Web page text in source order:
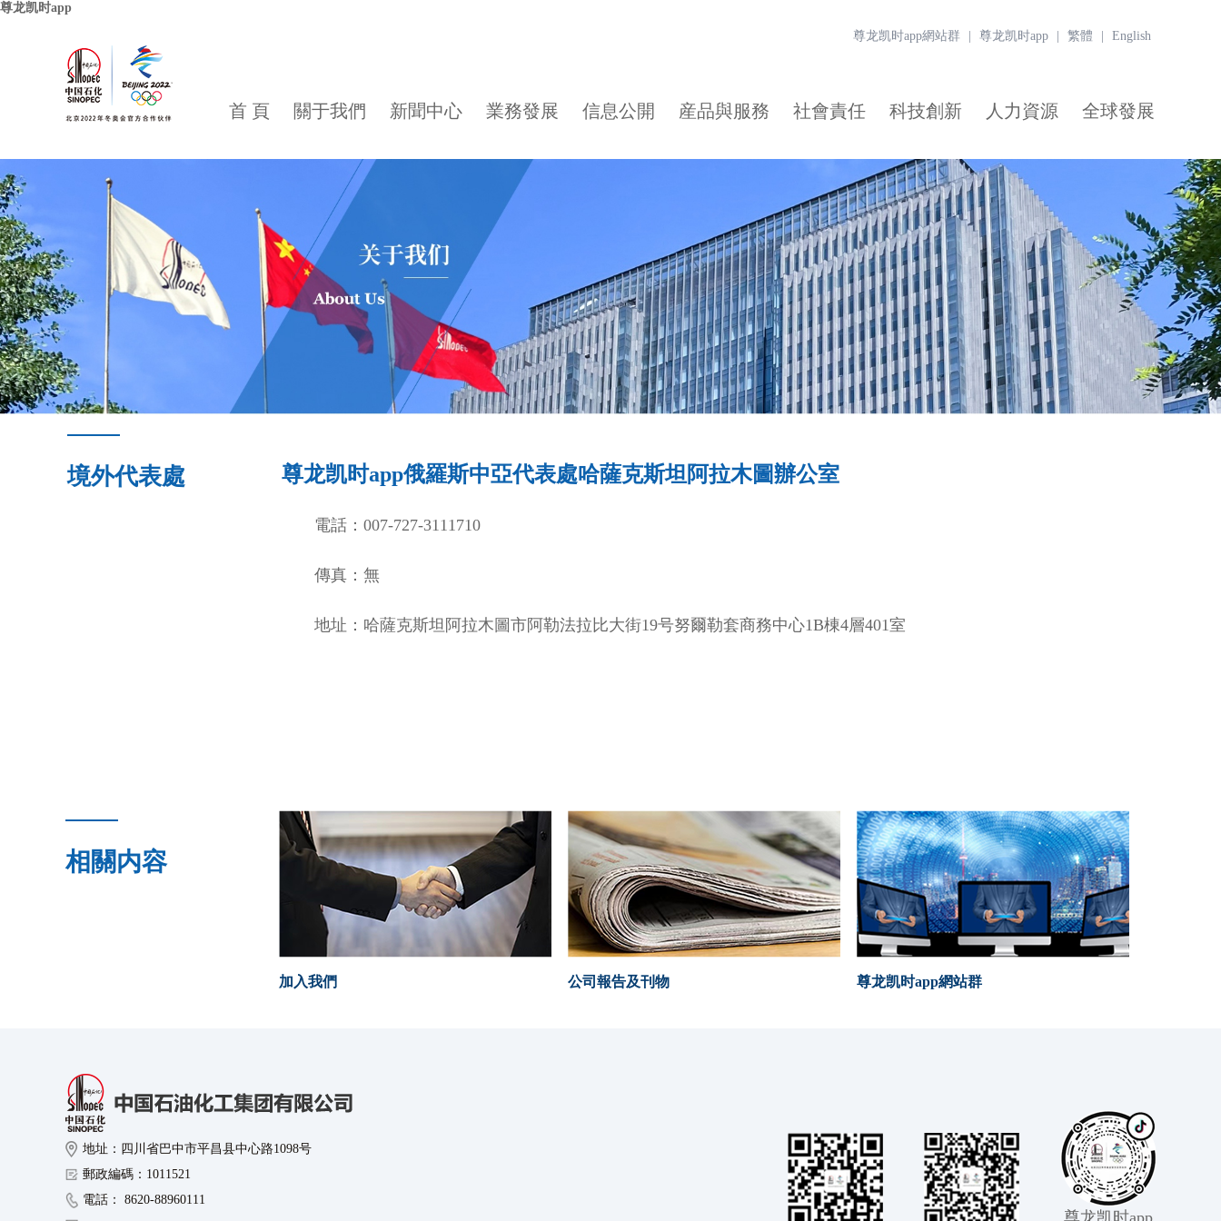
尊龙凯时app
尊龙凯时app網站群 尊龙凯时app 繁體 English
首 頁 關于我們 新聞中心 業務發展 信息公開 産品與服務 社會責任 科技創新 人力資源 全球發展
境外代表處 尊龙凯时app俄羅斯中亞代表處哈薩克斯坦阿拉木圖辦公室
電話：007-727-3111710
傳真：無
地址：哈薩克斯坦阿拉木圖市阿勒法拉比大街19号努爾勒套商務中心1B棟4層401室
相關内容
加入我們 公司報告及刊物 尊龙凯时app網站群
地址：四川省巴中市平昌县中心路1098号
郵政編碼：1011521
電話： 8620-88960111
尊龙凯时app